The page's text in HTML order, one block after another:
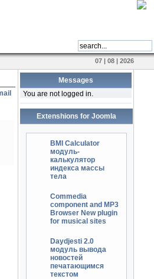
07 | 08 | 2026
Messages
You are not logged in.
Extenshions for Joomla
BMI Calculator
модуль-
калькулятор
индекса массы
тела
Commedia
component and MP3
Browser New plugin
for musical sites
Daydjesti 2.0
модуль вывода
новостей
печатающимся
текстом